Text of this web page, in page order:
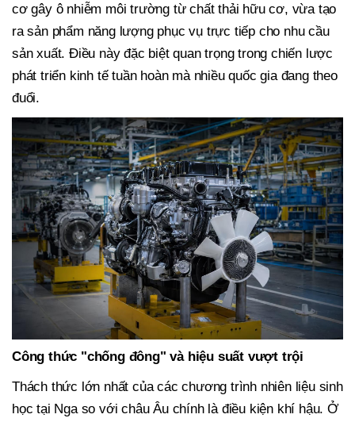
cơ gây ô nhiễm môi trường từ chất thải hữu cơ, vừa tạo
ra sản phẩm năng lượng phục vụ trực tiếp cho nhu cầu
sản xuất. Điều này đặc biệt quan trọng trong chiến lược
phát triển kinh tế tuần hoàn mà nhiều quốc gia đang theo
đuổi.
Công thức "chống đông" và hiệu suất vượt trội
Thách thức lớn nhất của các chương trình nhiên liệu sinh
học tại Nga so với châu Âu chính là điều kiện khí hậu. Ở